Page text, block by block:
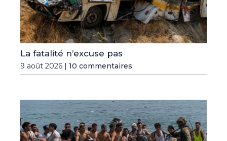
La fatalité n’excuse pas
9 août 2026 | 10 commentaires